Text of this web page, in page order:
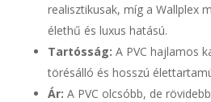
realisztikusak, míg a Wallplex
élethű és luxus hatású.
Tartósság: A PVC hajlamos
törésálló és hosszú
Ár: A PVC olcsóbb, de